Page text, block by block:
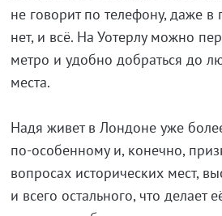
не говорит по телефону, даже в
нет, и всё. На Уотерлу можно
метро и удобно добраться до
места.
Надя живет в Лондоне уже
по-особенному и, конечно,
вопросах исторических мест,
и всего остального, что делает